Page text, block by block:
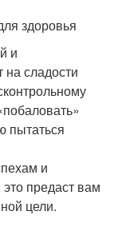
здоровья
и
сладости
пытаться
и
предаст вам
цели.